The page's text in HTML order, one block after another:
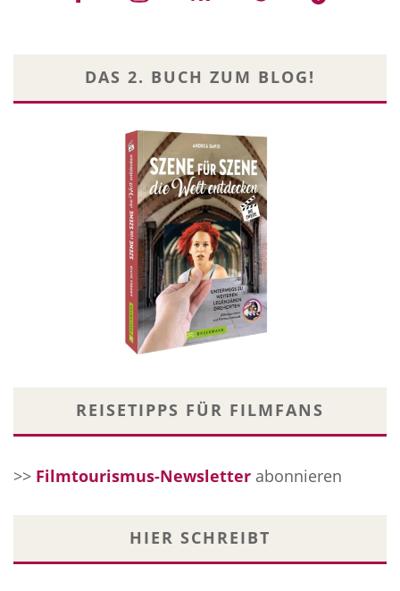
DAS 2. BUCH ZUM BLOG!
REISETIPPS FÜR FILMFANS
>> Filmtourismus-Newsletter abonnieren
HIER SCHREIBT